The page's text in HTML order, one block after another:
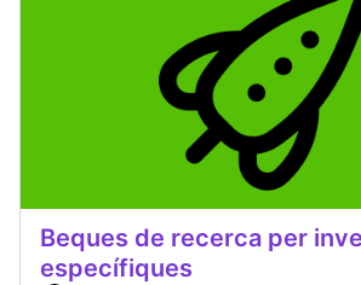
Beques de recerca per
específiques